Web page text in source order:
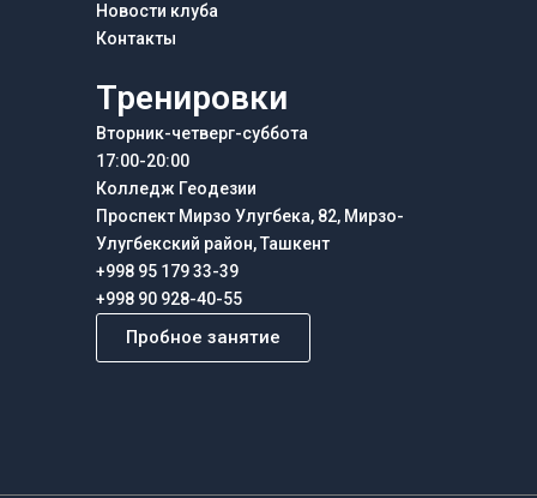
Новости клуба
Контакты
Тренировки
Вторник-четверг-суббота
17:00-20:00
Колледж Геодезии
Проспект Мирзо Улугбека, 82, Мирзо-
Улугбекский район, Ташкент
+998 95 179 33-39
+998 90 928-40-55
Пробное занятие